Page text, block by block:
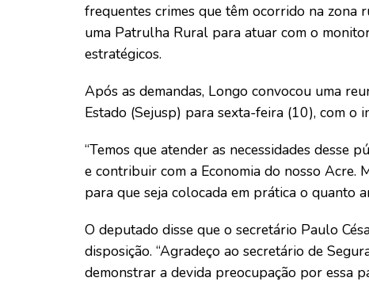
frequentes crimes que têm ocorrido na zona
uma Patrulha Rural para atuar com o
estratégicos.
Após as demandas, Longo convocou uma
Estado (Sejusp) para sexta-feira (10), com o
“Temos que atender as necessidades desse
e contribuir com a Economia do nosso Acre.
para que seja colocada em prática o quanto
O deputado disse que o secretário Paulo
disposição. “Agradeço ao secretário de
demonstrar a devida preocupação por essa